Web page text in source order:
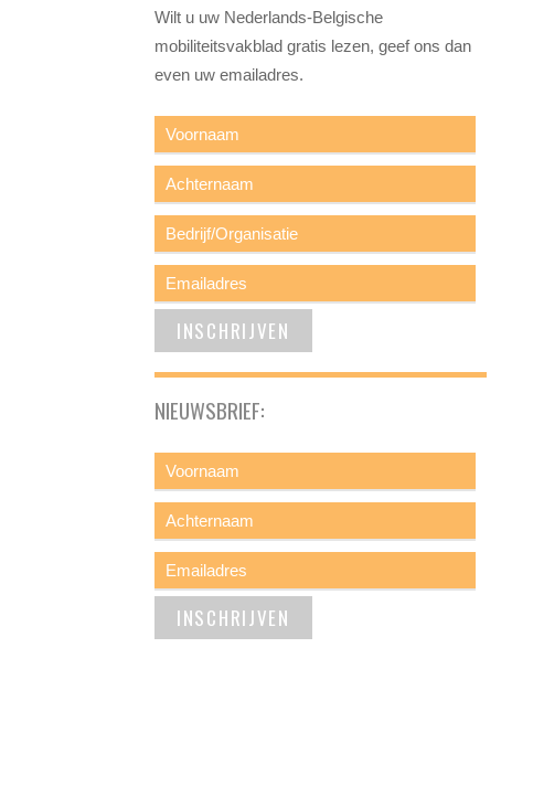
Wilt u uw Nederlands-Belgische
mobiliteitsvakblad gratis lezen, geef ons dan
even uw emailadres.
NIEUWSBRIEF: